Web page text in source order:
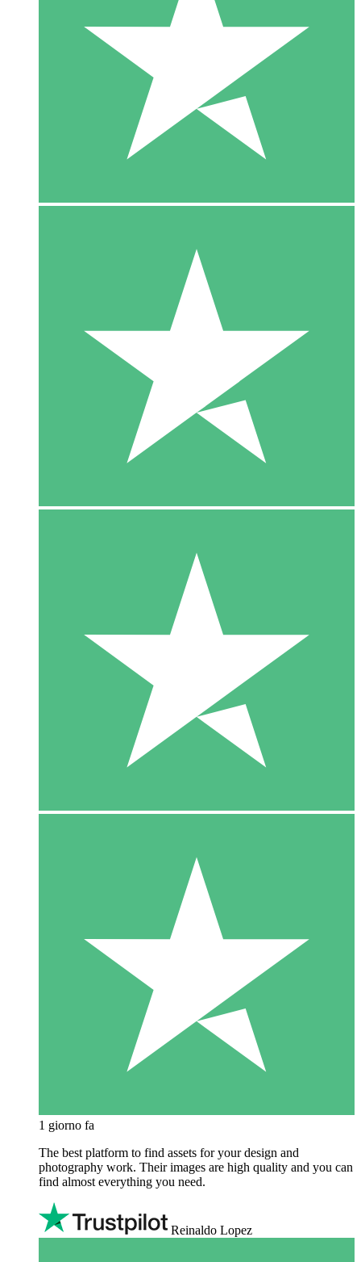
1 giorno fa
The best platform to find assets for your design and
photography work. Their images are high quality and you can
find almost everything you need.
Reinaldo Lopez